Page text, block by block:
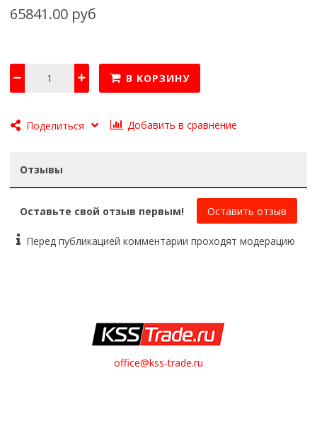
65841.00 руб
В КОРЗИНУ
Поделиться Добавить в сравнение
Отзывы
Оставьте свой отзыв первым! Оставить отзыв
Перед публикацией комментарии проходят модерацию
office@kss-trade.ru